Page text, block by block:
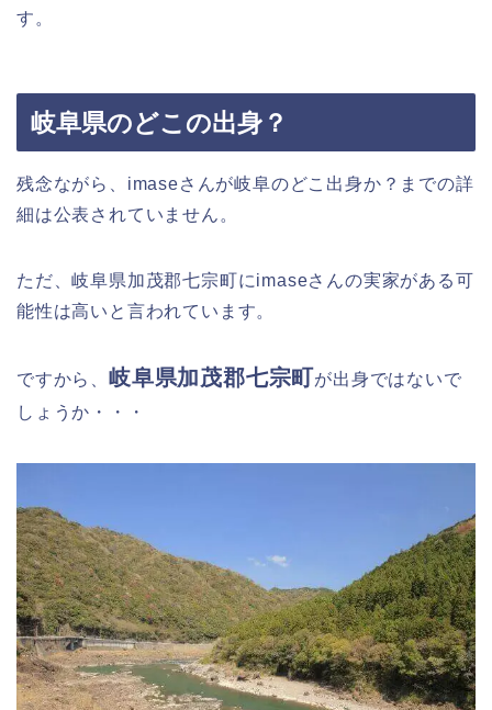
す。
岐阜県のどこの出身？
残念ながら、 imaseさんが岐阜のどこ出身か？までの詳
細は公表されていません。
ただ、岐阜県加茂郡七宗町にimaseさんの実家がある可
能性は高い と言われています。
ですから、 岐阜県加茂郡七宗町が出身ではないで
しょうか・・・